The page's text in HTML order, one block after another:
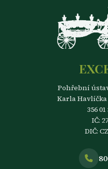
Pohřební
Karla Havlíčka
356
IČ:
DIČ: